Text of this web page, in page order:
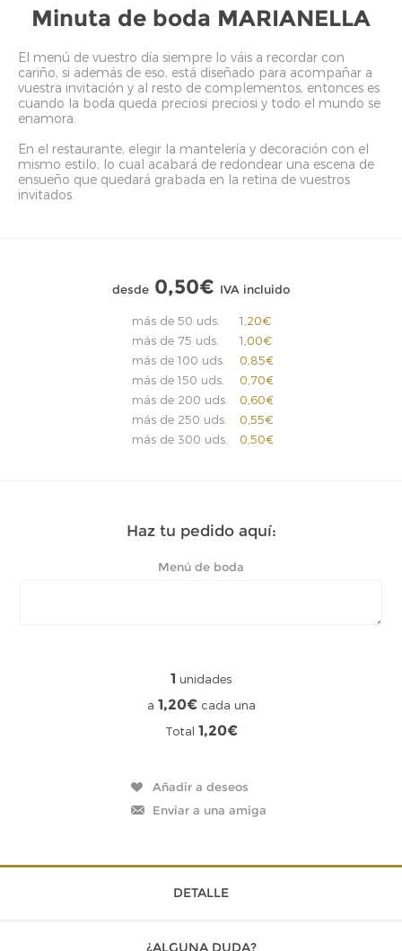
Minuta de boda MARIANELLA
El menú de vuestro día siempre lo váis a recordar con
cariño, si además de eso, está diseñado para acompañar a
vuestra invitación y al resto de complementos, entonces es
cuando la boda queda preciosi preciosi y todo el mundo se
enamora.
En el restaurante, elegir la mantelería y decoración con el
mismo estilo, lo cual acabará de redondear una escena de
ensueño que quedará grabada en la retina de vuestros
invitados.
desde 0,50€ IVA incluido
más de 50 uds.
más de 75 uds.
más de 100 uds.
más de 150 uds.
más de 200 uds.
más de 250 uds.
más de 300 uds.
1,20€
1,00€
0,85€
0,70€
0,60€
0,55€
0,50€
Haz tu pedido aquí:
Menú de boda
1 unidades
a 1,20€cada una
Total 1,20€
DETALLE
¿ALGUNA DUDA?